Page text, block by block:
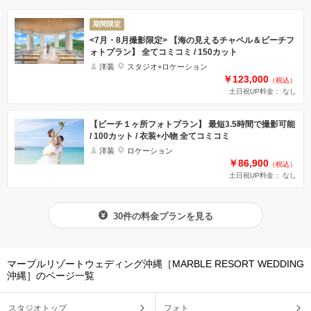
期間限定
<7月・8月撮影限定> 【海の見えるチャペル＆ビーチフ
ォトプラン】 全てコミコミ / 150カット
洋装 スタジオ+ロケーション
￥123,000 （税込）
土日祝UP料金： なし
【ビーチ１ヶ所フォトプラン】 最短3.5時間で撮影可能
/ 100カット / 衣装+小物 全てコミコミ
洋装 ロケーション
￥86,900 （税込）
土日祝UP料金： なし
30件の料金プランを見る
マーブルリゾートウェディング沖縄［MARBLE RESORT WEDDING
沖縄］のページ一覧
スタジオトップ フォト